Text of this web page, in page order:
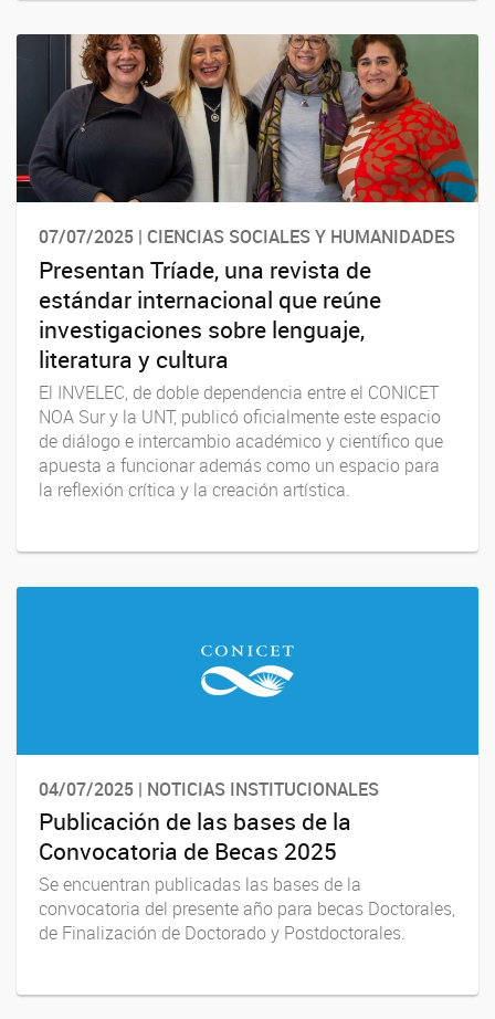
07/07/2025 | CIENCIAS SOCIALES Y HUMANIDADES
Presentan Tríade, una revista de
estándar internacional que reúne
investigaciones sobre lenguaje,
literatura y cultura
El INVELEC, de doble dependencia entre el CONICET
NOA Sur y la UNT, publicó oficialmente este espacio
de diálogo e intercambio académico y científico que
apuesta a funcionar además como un espacio para
la reflexión crítica y la creación artística.
04/07/2025 | NOTICIAS INSTITUCIONALES
Publicación de las bases de la
Convocatoria de Becas 2025
Se encuentran publicadas las bases de la
convocatoria del presente año para becas Doctorales,
de Finalización de Doctorado y Postdoctorales.